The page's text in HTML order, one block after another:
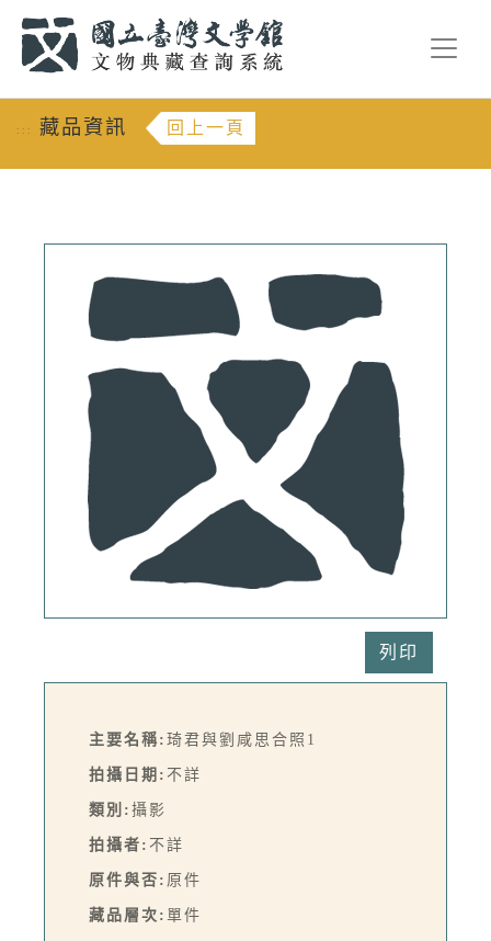
::: 藏品資訊 回上一頁
列印
主要名稱: 琦君與劉咸思合照1
拍攝日期: 不詳
類別: 攝影
拍攝者: 不詳
原件與否: 原件
藏品層次: 單件